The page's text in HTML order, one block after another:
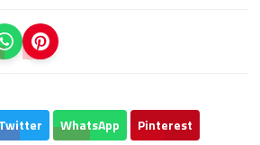
WhatsApp Pinterest